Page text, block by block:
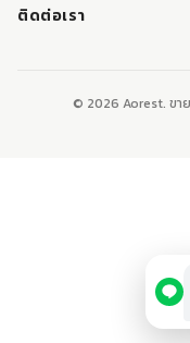
พวงหรีดมาลา
หรีดหนังสือ
ติดต่อเรา
© 2026 Aorest. ขา